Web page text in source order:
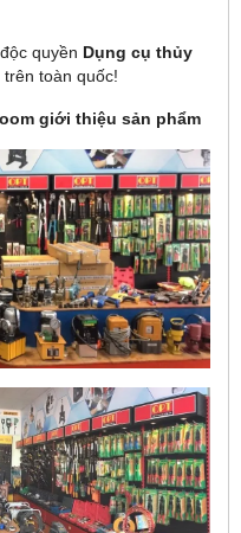
quyền Dụng cụ thủy
trên toàn quốc!
giới thiệu sản phẩm